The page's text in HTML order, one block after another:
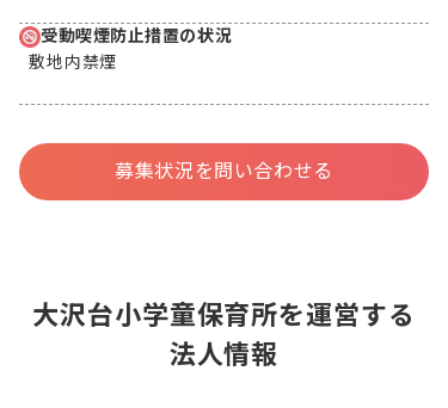
受動喫煙防止措置の状況
敷地内禁煙
募集状況を問い合わせる
大沢台小学童保育所を運営する
法人情報